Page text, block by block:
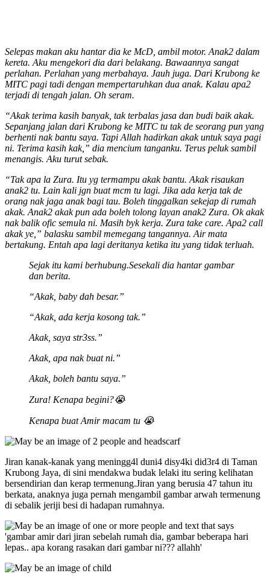
Selepas makan aku hantar dia ke McD, ambil motor. Anak2 dalam
kereta. Aku mengekori dia dari belakang. Bawaannya sangat
perlahan. Perlahan yang merbahaya. Jauh juga. Dari Krubong ke
MITC pagi tadi dengan mempertaruhkan dua anak. Kalau apa2
terjadi di tengah jalan. Oh seram.
“Akak terima kasih banyak, tak terbalas jasa dan budi baik akak.
Sepanjang jalan dari Krubong ke MITC tu tak de seorang pun yang
berhenti nak bantu saya. Tapi Allah hadirkan akak untuk saya pagi
ni. Terima kasih kak,” dia mencium tanganku. Terus peluk sambil
menangis. Aku turut sebak.
“Tak apa la Zura. Itu yg termampu akak bantu. Akak risaukan
anak2 tu. Lain kali jgn buat mcm tu lagi. Jika ada kerja tak de
orang nak jaga anak bagi tau. Boleh tinggalkan sekejap di rumah
akak. Anak2 akak pun ada boleh tolong layan anak2 Zura. Ok akak
nak balik ofic semula ni. Masih byk kerja. Zura take care. Apa2 call
akak ye,” balasku sambil memegang tangannya. Air mata
bertakung. Entah apa lagi deritanya ketika itu yang tidak terluah.
Sejak itu kami berhubung.Sesekali dia hantar gambar
dan berita.
“Akak, baby dah besar.”
“Akak, ada kerja kosong tak.”
Akak, saya str3ss.”
Akak, apa nak buat ni.”
Akak, boleh bantu saya.”
Zura! Kenapa begini?😭
Kenapa buat Amir macam tu 😭
Jiran kanak-kanak yang meningg4l duni4 disy4ki did3r4 di Taman
Krubong Jaya, di sini mendakwa budak lelaki itu sering kelihatan
bersendirian dan kerap termenung.Jiran yang berusia 47 tahun itu
berkata, anaknya juga pernah mengambil gambar arwah termenung
di sebalik jeriji besi di hadapan rumahnya.